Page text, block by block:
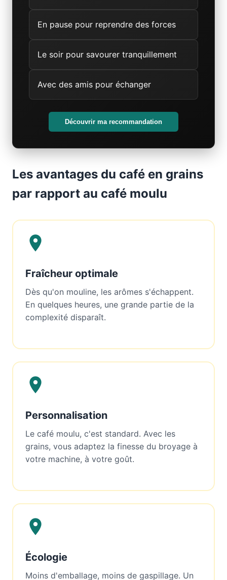
En pause pour reprendre des forces
Le soir pour savourer tranquillement
Avec des amis pour échanger
Découvrir ma recommandation
Les avantages du café en grains
par rapport au café moulu
Fraîcheur optimale
Dès qu'on mouline, les arômes s'échappent.
En quelques heures, une grande partie de la
complexité disparaît.
Personnalisation
Le café moulu, c'est standard. Avec les
grains, vous adaptez la finesse du broyage à
votre machine, à votre goût.
Écologie
Moins d'emballage, moins de gaspillage. Un